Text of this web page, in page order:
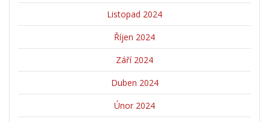
Listopad 2024
Říjen 2024
Září 2024
Duben 2024
Únor 2024